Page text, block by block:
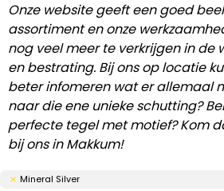
Onze website geeft een goed
assortiment en onze
nog veel meer te verkrijgen in de
en bestrating. Bij ons op locatie
beter infomeren wat er allemaal
naar die ene unieke schutting?
perfecte tegel met motief? Kom
bij ons in Makkum!
Mineral Silver